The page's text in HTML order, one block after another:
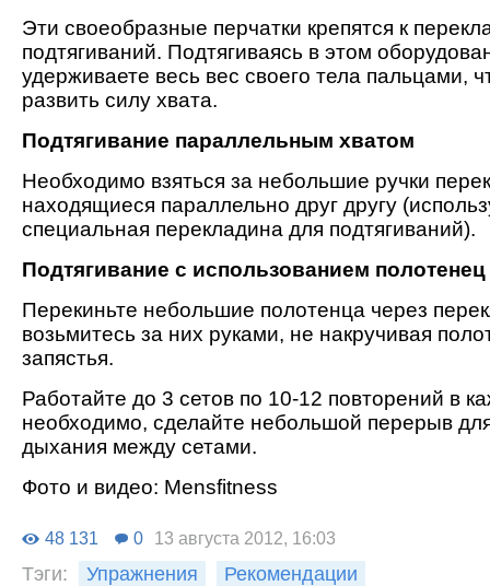
Эти своеобразные перчатки крепятся к
подтягиваний. Подтягиваясь в этом
удерживаете весь вес своего тела пальцами,
развить силу хвата.
Подтягивание параллельным хватом
Необходимо взяться за небольшие ручки
находящиеся параллельно друг другу
специальная перекладина для подтягиваний).
Подтягивание с использованием полотенец
Перекиньте небольшие полотенца через
возьмитесь за них руками, не накручивая
запястья.
Работайте до 3 сетов по 10-12 повторений в
необходимо, сделайте небольшой перерыв
дыхания между сетами.
Фото и видео: Мensfitness
48 131 0 13 августа 2012, 16:03
Тэги: Упражнения Рекомендации